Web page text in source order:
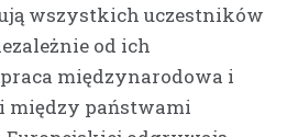
wszystkich uczestników
od ich
międzynarodowa i
państwami